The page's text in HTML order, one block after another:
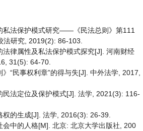
私法保护模式研究——《民法总则》第111
法研究, 2019(2): 86-103.
法律属性及私法保护模式探究[J]. 河南财经
31(5): 64-70.
“民事权利章”的得与失[J]. 中外法学, 2017,
民法定位及保护模式[J]. 法学, 2021(3): 116-
权的生成[J]. 法学, 2016(3): 26-39.
会中的人格[M]. 北京: 北京大学出版社, 200